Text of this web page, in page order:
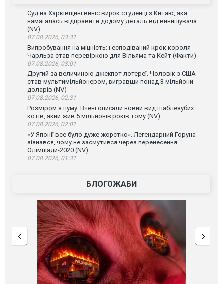
Суд на Харківщині виніс вирок студенці з Китаю, яка
намагалась відправити додому деталь від винищувача
(NV)
07.08.2026, 03:31
Випробування на міцність: несподіваний крок короля
Чарльза став перевіркою для Вільяма та Кейт (Факти)
07.08.2026, 03:01
Другий за величиною джекпот лотереї. Чоловік з США
став мультимільйонером, вигравши понад 3 мільйони
доларів (NV)
07.08.2026, 02:31
Розміром з пуму. Вчені описали новий вид шаблезубих
котів, який жив 5 мільйонів років тому (NV)
07.08.2026, 02:01
«У Японії все було дуже жорстко». Легендарний Горуна
зізнався, чому не засмутився через перенесення
Олімпіади-2020 (NV)
07.08.2026, 01:31
БЛОГОЖАБИ